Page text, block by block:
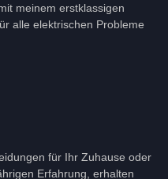
meinem erstklassigen
alle elektrischen Probleme
für Ihr Zuhause oder
Erfahrung, erhalten